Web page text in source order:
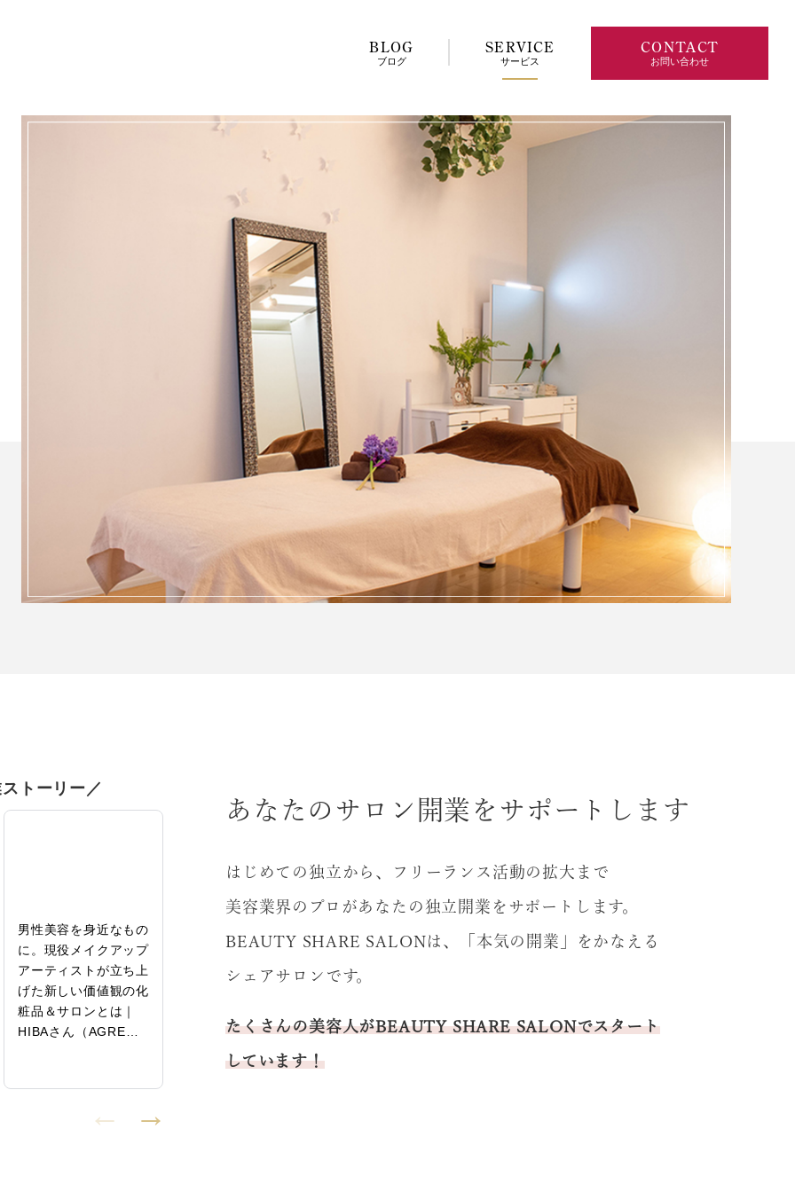
BLOG
ブログ
SERVICE
サービス
CONTACT
お問い合わせ
トーリー／
男性美容を身近なもの
に。現役メイクアップ
アーティストが立ち上
げた新しい価値観の化
粧品＆サロンとは｜
HIBAさん（AGRE…
る美容業界にするため
に｜飯牟禮由花（オア
業、機器販売、開業コ
ンサルタントまで事業
保里さん（美容機器販
る美容業界にするため
あなたのサロン開業をサポートします
はじめての独立から、フリーランス活動の拡大まで
美容業界のプロがあなたの独立開業をサポートします。
BEAUTY SHARE SALONは、「本気の開業」をかなえる
シェアサロンです。
たくさんの美容人がBEAUTY SHARE SALONでスタート
しています！